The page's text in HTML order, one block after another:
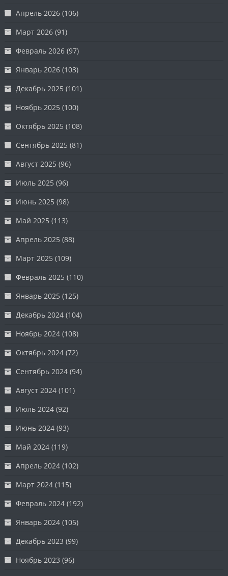
Апрель 2026 (106)
Март 2026 (91)
Февраль 2026 (97)
Январь 2026 (103)
Декабрь 2025 (101)
Ноябрь 2025 (100)
Октябрь 2025 (108)
Сентябрь 2025 (81)
Август 2025 (96)
Июль 2025 (96)
Июнь 2025 (98)
Май 2025 (113)
Апрель 2025 (88)
Март 2025 (109)
Февраль 2025 (110)
Январь 2025 (125)
Декабрь 2024 (104)
Ноябрь 2024 (108)
Октябрь 2024 (72)
Сентябрь 2024 (94)
Август 2024 (101)
Июль 2024 (92)
Июнь 2024 (93)
Май 2024 (119)
Апрель 2024 (102)
Март 2024 (115)
Февраль 2024 (192)
Январь 2024 (105)
Декабрь 2023 (99)
Ноябрь 2023 (96)